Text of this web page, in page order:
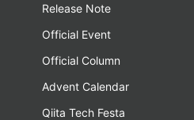
Release Note
Official Event
Official Column
Advent Calendar
Qiita Tech Festa